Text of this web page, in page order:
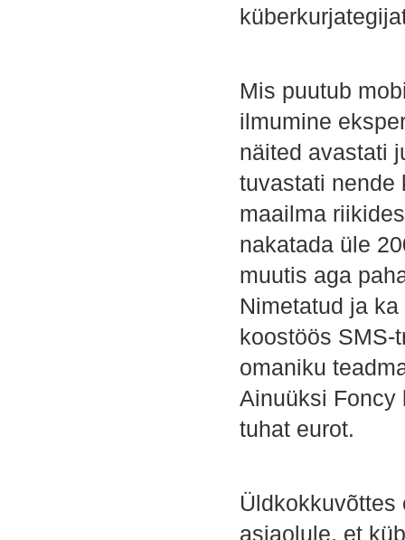
Mis puutub
ilmumine
näited avastati
tuvastati nende
maailma
nakatada üle
muutis aga
Nimetatud ja
koostöös SMS-
omaniku
Ainuüksi Foncy
tuhat eurot.
asjaolule, et